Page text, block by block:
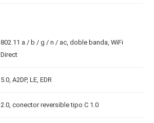
802.11 a / b / g / n / ac, doble banda, WiFi
Direct
5.0, A2DP, LE, EDR
2.0, conector reversible tipo C 1.0